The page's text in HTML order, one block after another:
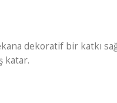
dekoratif bir katkı
katar.